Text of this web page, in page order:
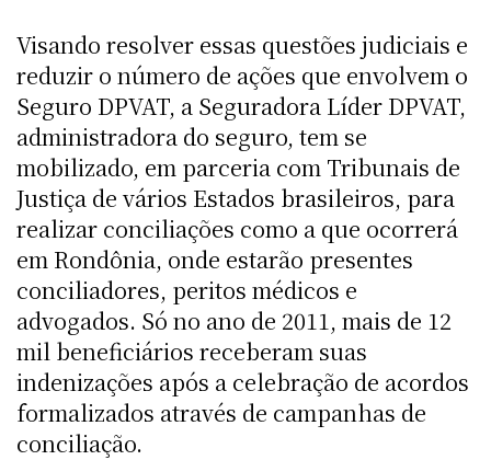
Visando resolver essas questões judiciais e
reduzir o número de ações que envolvem o
Seguro DPVAT, a Seguradora Líder DPVAT,
administradora do seguro, tem se
mobilizado, em parceria com Tribunais de
Justiça de vários Estados brasileiros, para
realizar conciliações como a que ocorrerá
em Rondônia, onde estarão presentes
conciliadores, peritos médicos e
advogados. Só no ano de 2011, mais de 12
mil beneficiários receberam suas
indenizações após a celebração de acordos
formalizados através de campanhas de
conciliação.